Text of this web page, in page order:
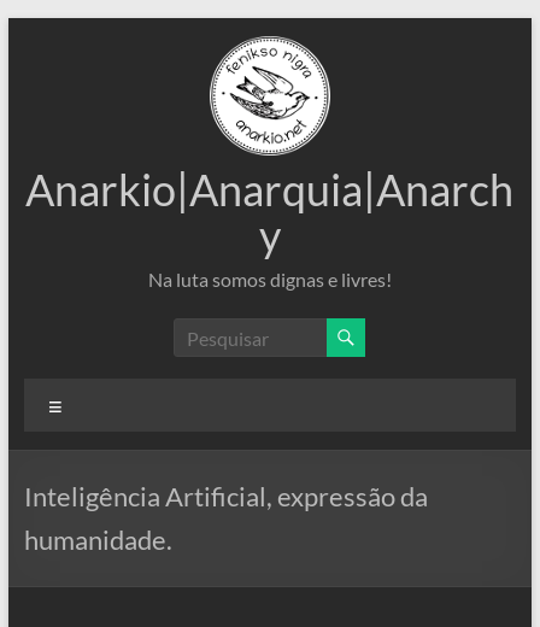
Anarkio|Anarquia|Anarch
y
Na luta somos dignas e livres!
Inteligência Artificial, expressão da
humanidade.